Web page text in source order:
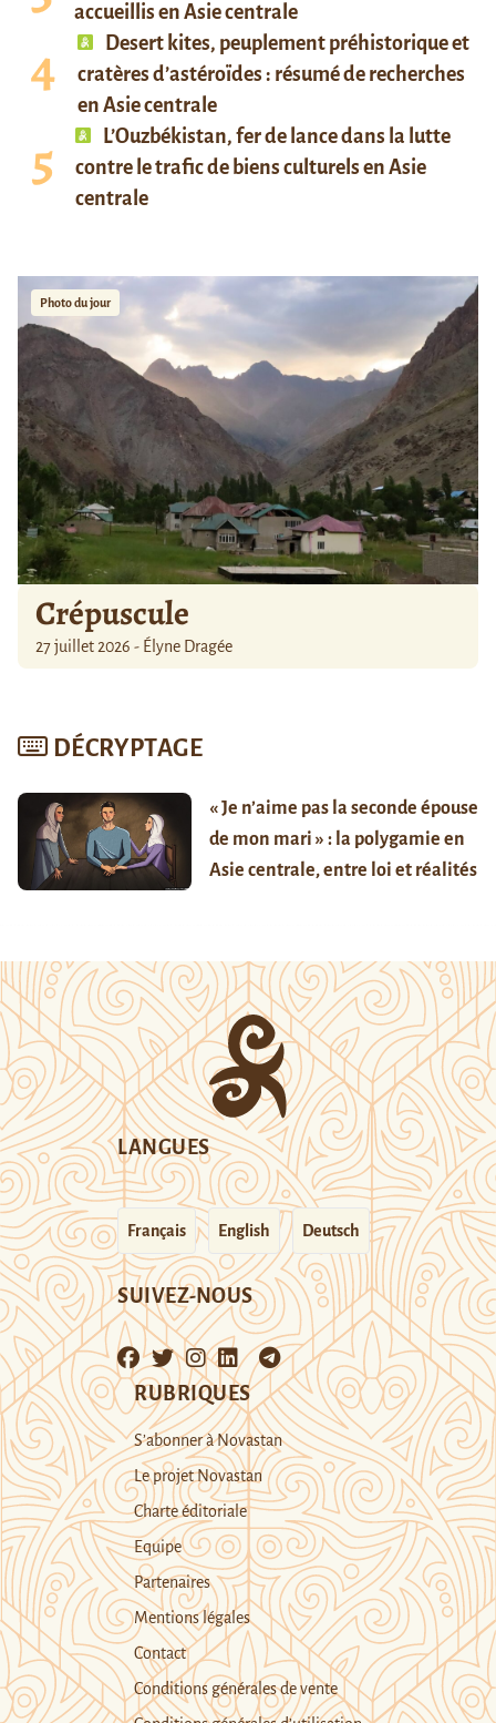
accueillis en Asie centrale
Desert kites, peuplement préhistorique et
cratères d’astéroïdes : résumé de recherches
en Asie centrale
L’Ouzbékistan, fer de lance dans la lutte
contre le trafic de biens culturels en Asie
centrale
Photo du jour
Crépuscule
27 juillet 2026 - Élyne Dragée
DÉCRYPTAGE
« Je n’aime pas la seconde épouse
de mon mari » : la polygamie en
Asie centrale, entre loi et réalités
LANGUES
Français English Deutsch
SUIVEZ-NOUS
RUBRIQUES
S’abonner à Novastan
Le projet Novastan
Charte éditoriale
Equipe
Partenaires
Mentions légales
Contact
Conditions générales de vente